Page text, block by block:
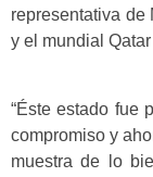
representativa de
y el mundial
“Éste estado fue
compromiso y
muestra de lo